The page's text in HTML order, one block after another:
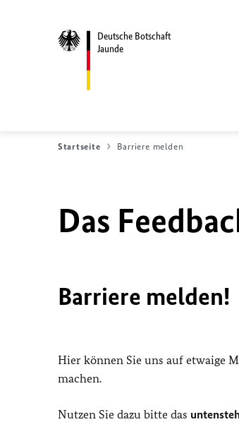
Deutsche Botschaft
Jaunde
Startseite Barriere melden
Das
Barriere melden!
Hier können Sie uns auf etwaige
machen.
Nutzen Sie dazu bitte das